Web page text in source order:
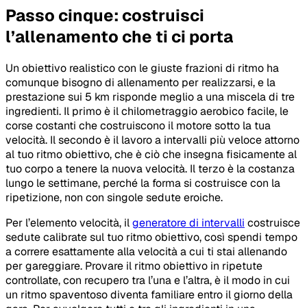
Passo cinque: costruisci
l’allenamento che ti ci porta
Un obiettivo realistico con le giuste frazioni di ritmo ha
comunque bisogno di allenamento per realizzarsi, e la
prestazione sui 5 km risponde meglio a una miscela di tre
ingredienti. Il primo è il chilometraggio aerobico facile, le
corse costanti che costruiscono il motore sotto la tua
velocità. Il secondo è il lavoro a intervalli più veloce attorno
al tuo ritmo obiettivo, che è ciò che insegna fisicamente al
tuo corpo a tenere la nuova velocità. Il terzo è la costanza
lungo le settimane, perché la forma si costruisce con la
ripetizione, non con singole sedute eroiche.
Per l’elemento velocità, ilgeneratore di intervalli costruisce
sedute calibrate sul tuo ritmo obiettivo, così spendi tempo
a correre esattamente alla velocità a cui ti stai allenando
per gareggiare. Provare il ritmo obiettivo in ripetute
controllate, con recupero tra l’una e l’altra, è il modo in cui
un ritmo spaventoso diventa familiare entro il giorno della